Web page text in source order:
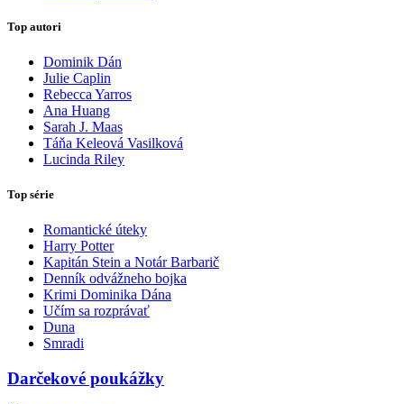
Top autori
Dominik Dán
Julie Caplin
Rebecca Yarros
Ana Huang
Sarah J. Maas
Táňa Keleová Vasilková
Lucinda Riley
Top série
Romantické úteky
Harry Potter
Kapitán Stein a Notár Barbarič
Denník odvážneho bojka
Krimi Dominika Dána
Učím sa rozprávať
Duna
Smradi
Darčekové poukážky